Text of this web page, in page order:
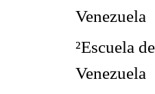
Venezuela
²Escuela
Venezuela